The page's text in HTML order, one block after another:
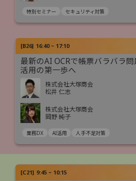
特別セミナー セキュリティ対策
[B26] 16:40 ~ 17:10
最新のAI OCRで帳票バラバラ
活用の第一歩へ
株式会社大塚商会
松井 仁志
株式会社大塚商会
岡野 純子
業務DX AI活用 人手不足対策
[C21] 9:45 ~ 10:15